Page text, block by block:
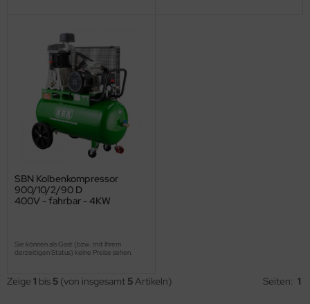
SBN Kolbenkompressor
900/10/2/90 D
400V - fahrbar - 4KW
Sie können als Gast (bzw. mit Ihrem
derzeitigen Status) keine Preise sehen.
Zeige 1 bis 5 (von insgesamt 5Artikeln) Seiten: 1